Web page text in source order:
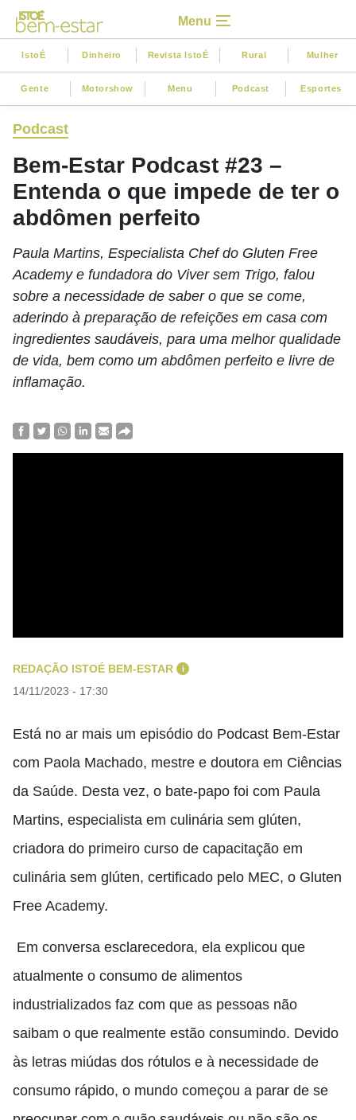
Menu
IstoÉ Dinheiro Revista IstoÉ Rural Mulher
Gente Motorshow Menu Podcast Esportes
Podcast
Bem-Estar Podcast #23 –
Entenda o que impede de ter o
abdômen perfeito
Paula Martins, Especialista Chef do Gluten Free
Academy e fundadora do Viver sem Trigo, falou
sobre a necessidade de saber o que se come,
aderindo à preparação de refeições em casa com
ingredientes saudáveis, para uma melhor qualidade
de vida, bem como um abdômen perfeito e livre de
inflamação.
REDAÇÃO ISTOÉ BEM-ESTAR i
14/11/2023 - 17:30
Está no ar mais um episódio do Podcast Bem-Estar
com Paola Machado, mestre e doutora em Ciências
da Saúde. Desta vez, o bate-papo foi com Paula
Martins, especialista em culinária sem glúten,
criadora do primeiro curso de capacitação em
culinária sem glúten, certificado pelo MEC, o Gluten
Free Academy.
Em conversa esclarecedora, ela explicou que
atualmente o consumo de alimentos
industrializados faz com que as pessoas não
saibam o que realmente estão consumindo. Devido
às letras miúdas dos rótulos e à necessidade de
consumo rápido, o mundo começou a parar de se